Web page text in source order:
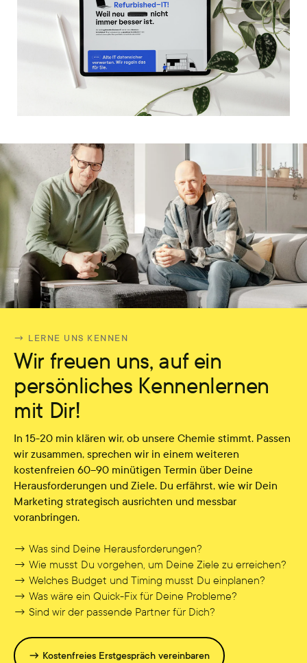
→ LERNE UNS KENNEN
Wir freuen uns, auf ein
persönliches Kennenlernen
mit Dir!
In 15-20 min klären wir, ob unsere Chemie stimmt. Passen
wir zusammen, sprechen wir in einem weiteren
kostenfreien 60–90 minütigen Termin über Deine
Herausforderungen und Ziele. Du erfährst, wie wir Dein
Marketing strategisch ausrichten und messbar
voranbringen.
→ Was sind Deine Herausforderungen?
→ Wie musst Du vorgehen, um Deine Ziele zu erreichen?
→ Welches Budget und Timing musst Du einplanen?
→ Was wäre ein Quick-Fix für Deine Probleme?
→ Sind wir der passende Partner für Dich?
→ Kostenfreies Erstgespräch vereinbaren